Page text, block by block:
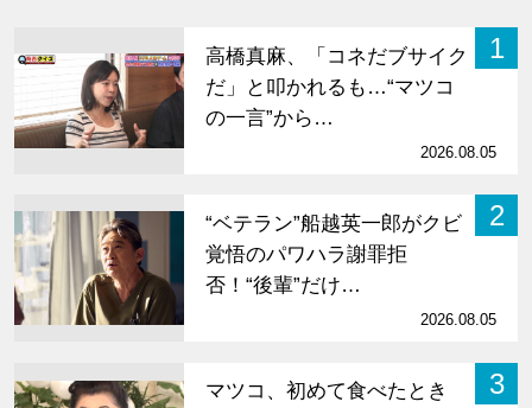
1
高橋真麻、「コネだブサイク
だ」と叩かれるも…“マツコ
の一言”から…
2026.08.05
2
“ベテラン”船越英一郎がクビ
覚悟のパワハラ謝罪拒
否！“後輩”だけ…
2026.08.05
3
マツコ、初めて食べたとき